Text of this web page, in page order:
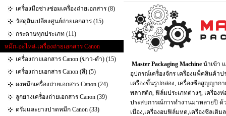
เครื่องมือช่างซ่อมเครื่องถ่ายเอกสาร (8)
วัสดุสินเปลียงศูนย์ถ่ายเอกสาร (15)
กระดาษทุกประเภท (11)
หมึก-อะไหล่-เครื่องถ่ายเอกสาร Canon
เครื่องถ่ายเอกสาร Canon (ขาว-ดำ) (15)
เครื่องถ่ายเอกสาร Canon (สี) (5)
ผงหมึกเครื่องถ่ายเอกสาร Canon (24)
ลูกยางเครื่องถ่ายเอกสาร Canon (39)
ดรัมและยางปาดหมึก Canon (33)
Master Packaging Machine นำเข้า
อุปกรณ์เครื่องจักร เครื่องแพ็คสินค้าป
เครื่องขึ้นรูปกล่อง, เครื่องซีลสูญญาก
พลาสติก, ฟิล์มประเภทต่างๆ, เครื่อง
ประสบการณ์การทำงานมาหลายปี ด้
เนื่อง,เครื่องอบฟิล์มหด,เครื่องซีลเติ